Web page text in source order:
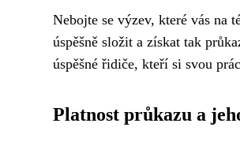
Nebojte se výzev, které vás na
úspěšně složit a získat tak
úspěšné řidiče, kteří si svou
Platnost průkazu a